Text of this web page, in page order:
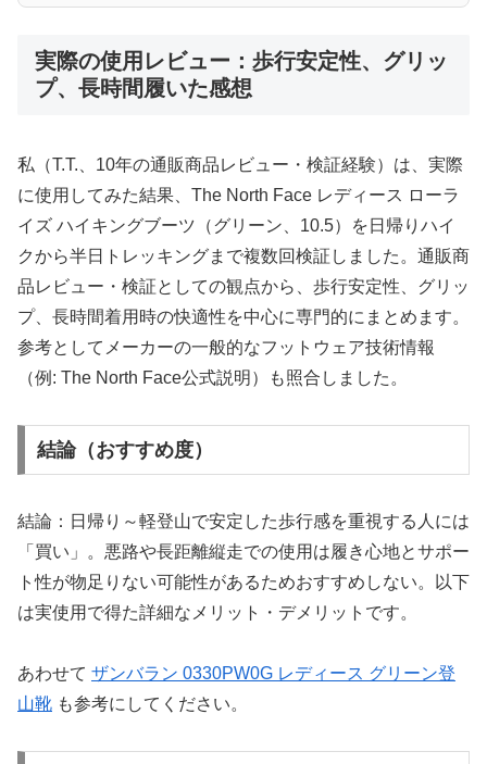
実際の使用レビュー：歩行安定性、グリッ
プ、長時間履いた感想
私（T.T.、10年の通販商品レビュー・検証経験）は、実際
に使用してみた結果、The North Face レディース ローラ
イズ ハイキングブーツ（グリーン、10.5）を日帰りハイ
クから半日トレッキングまで複数回検証しました。通販商
品レビュー・検証としての観点から、歩行安定性、グリッ
プ、長時間着用時の快適性を中心に専門的にまとめます。
参考としてメーカーの一般的なフットウェア技術情報
（例: The North Face公式説明）も照合しました。
結論（おすすめ度）
結論：日帰り～軽登山で安定した歩行感を重視する人には
「買い」。悪路や長距離縦走での使用は履き心地とサポー
ト性が物足りない可能性があるためおすすめしない。以下
は実使用で得た詳細なメリット・デメリットです。
あわせて ザンバラン 0330PW0G レディース グリーン登
山靴 も参考にしてください。